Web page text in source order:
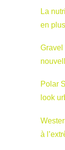
La
en
Gravel
Polar
look
à